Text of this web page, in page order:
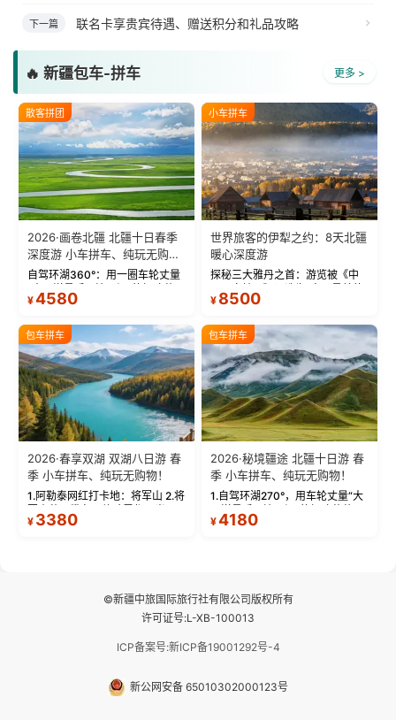
下一篇 联名卡享贵宾待遇、赠送积分和礼品攻略
🔥 新疆包车-拼车 更多 >
散客拼团
2026·画卷北疆 北疆十日春季
深度游 小车拼车、纯玩无购
物！
自驾环湖360°：用一圈车轮丈量
蓝。 赛湖旅拍：甄选多款风格服
绝美瞬间。 赛湖坦克300跟车视
频：专业摄影师...
¥4580
小车拼车
世界旅客的伊犁之约：8天北疆
暖心深度游
探秘三大雅丹之首：游览被《中
三大雅丹”第一名的克拉玛依魔鬼
瓦人最大村落——禾木村，欣赏
晨雾与小木...
¥ 8500
包车拼车
2026·春享双湖 双湖八日游 春
季 小车拼车、纯玩无购物！
1.阿勒泰网红打卡地：将军山 2.将
军山落日缆车，体验雪都风光 3.
将军山，夕阳派对，蹦迪party 4.
¥ 3380
包车拼车
2026·秘境疆途 北疆十日游 春
季 小车拼车、纯玩无购物！
1.自驾环湖270°，用车轮丈量“大
西洋最后一滴眼泪”的极致蔚蓝，
让雪山、花海与深邃湖水在转弯
¥4180
©新疆中旅国际旅行社有限公司版权所有
许可证号:L-XB-100013
ICP备案号:新ICP备19001292号-4
新公网安备 65010302000123号